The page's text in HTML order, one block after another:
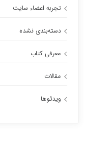
تجربه اعضاء سایت
دسته‌بندی نشده
معرفی کتاب
مقالات
ویدئوها